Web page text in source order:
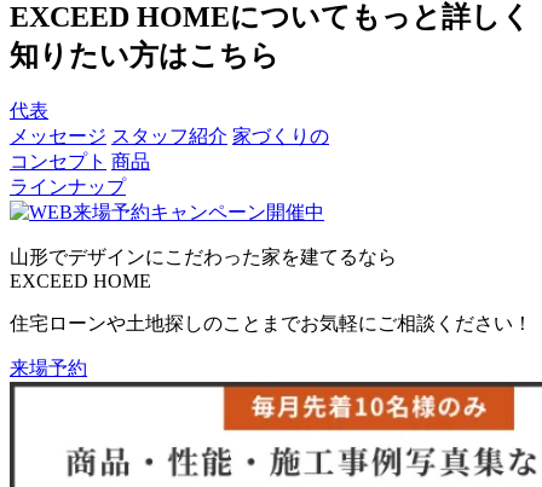
EXCEED HOMEについて もっと詳しく
知りたい方はこちら
代表
メッセージ スタッフ紹介 家づくりの
コンセプト 商品
ラインナップ
山形でデザインにこだわった家を建てるなら
EXCEED HOME
住宅ローンや土地探しのことまでお気軽にご相談ください！
来場予約